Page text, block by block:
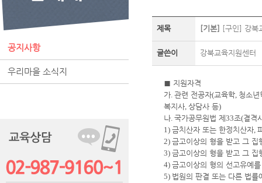
공지사항
우리마을 소식지
제목 [기본] [구인] 강북
글쓴이 강북교육지원센터
■ 지원자격
가.관련 전공자(교육학, 청소년
복지사, 상담사 등)
나. 국가공무원법 제 33조(결격
1) 금치산자 또는 한정치산자,
2) 금고이상의 형을 받고 그
3) 금고이상의 형을 받고 그
4) 금고이상의 형의 선고유예
5) 법원의 판결 또는 다른 법